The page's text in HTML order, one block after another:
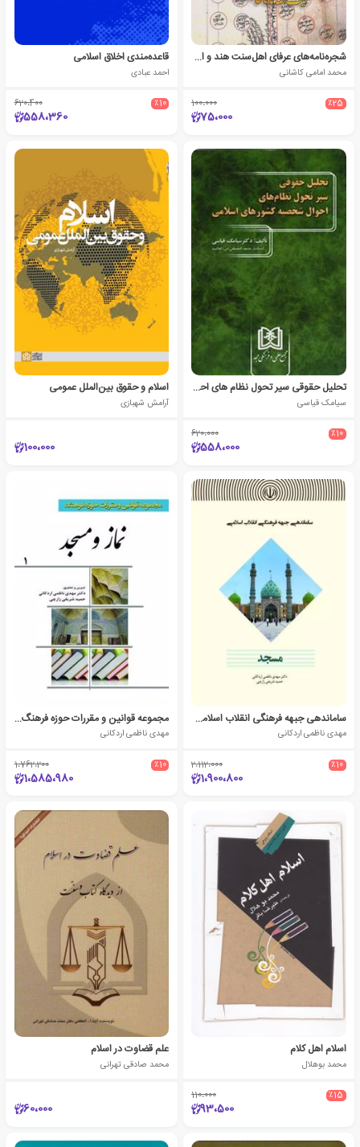
شجره‌نامه‌های عرفای اهل‌سنت هند و اعتقاد به حضرت مهدی
محمد امامی کاشانی
٪25 100،000
75،000
قاعده‌مندی اخلاق اسلامی
احمد عبادی
٪10 620،400
558،360
تحلیل حقوقی سیر تحول نظام های احوال شخصیه کشورهای اسلامی
سیامک قیاسی
٪10 620،000
558،000
اسلام و حقوق بین‌الملل عمومی
آرامش شهبازی
100،000
ساماندهی جبهه فرهنگی انقلاب اسلامی( مسجد )
مهدی ناظمی اردکانی
٪10 2،112،000
1،900،800
مجموعه قوانین و مقررات حوزه فرهنگ (نماز و مسجد)
مهدی ناظمی اردکانی
٪10 1،762،200
1،585،980
اسلام اهل کلام
محمد بوهلال
٪15 110،000
93،500
علم قضاوت در اسلام
محمد صادقی تهرانی
60،000